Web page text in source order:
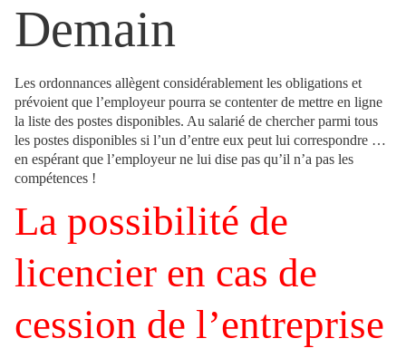
Demain
Les ordonnances allègent considérablement les obligations et
prévoient que l’employeur pourra se contenter de mettre en ligne
la liste des postes disponibles. Au salarié de chercher parmi tous
les postes disponibles si l’un d’entre eux peut lui correspondre …
en espérant que l’employeur ne lui dise pas qu’il n’a pas les
compétences !
La possibilité de
licencier en cas de
cession de l’entreprise